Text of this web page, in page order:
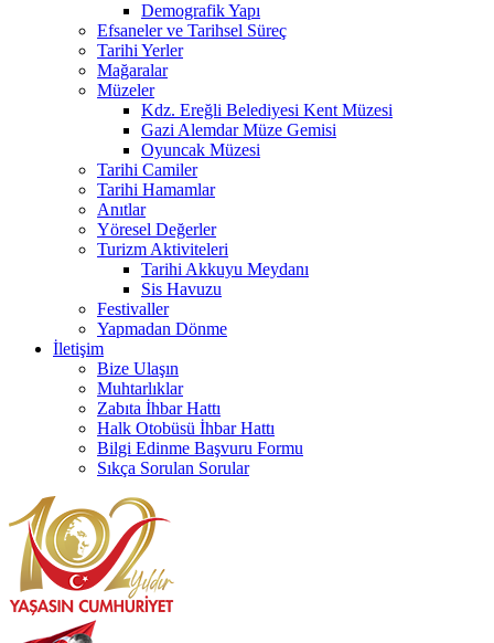
Demografik Yapı
Efsaneler ve Tarihsel Süreç
Tarihi Yerler
Mağaralar
Müzeler
Kdz. Ereğli Belediyesi Kent Müzesi
Gazi Alemdar Müze Gemisi
Oyuncak Müzesi
Tarihi Camiler
Tarihi Hamamlar
Anıtlar
Yöresel Değerler
Turizm Aktiviteleri
Tarihi Akkuyu Meydanı
Sis Havuzu
Festivaller
Yapmadan Dönme
İletişim
Bize Ulaşın
Muhtarlıklar
Zabıta İhbar Hattı
Halk Otobüsü İhbar Hattı
Bilgi Edinme Başvuru Formu
Sıkça Sorulan Sorular